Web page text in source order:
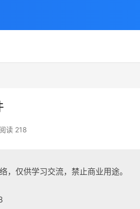
阅读 218
仅供学习交流，禁止商业用途。